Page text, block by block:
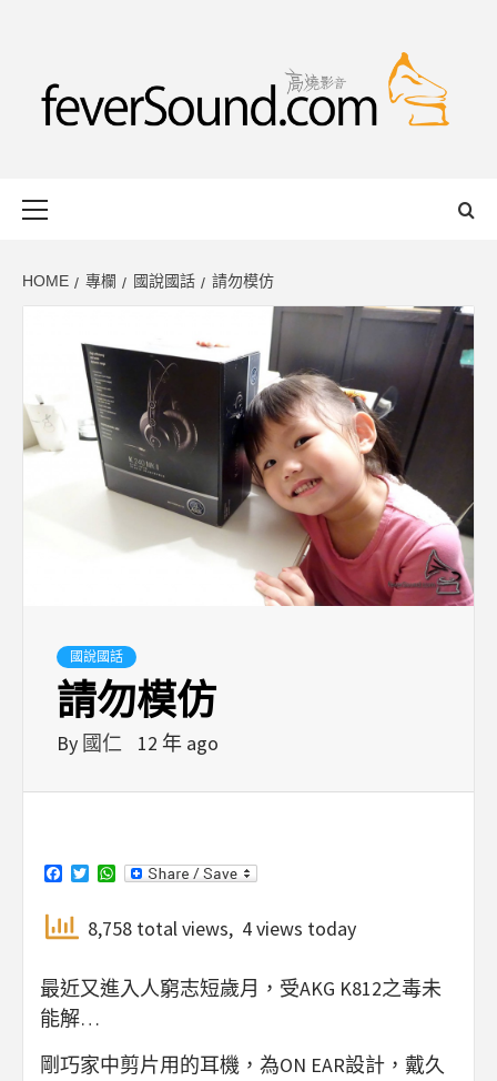
HOME 專欄 國說國話 請勿模仿
國說國話
請勿模仿
By 國仁 12 年 ago
Facebook
TwitterWhatsApp
8,758 total views, 4 views today
最近又進入人窮志短歲月，受AKG K812之毒未
能解…
剛巧家中剪片用的耳機，為ON EAR設計，戴久